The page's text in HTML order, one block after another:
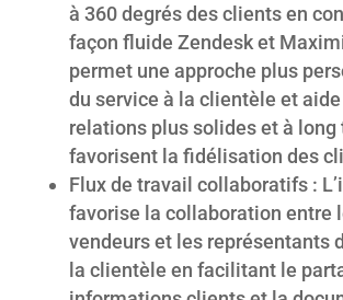
à 360 degrés des clients en
façon fluide Zendesk et
permet une approche plus
du service à la clientèle et
relations plus solides et à long
favorisent la fidélisation des
Flux de travail collaboratifs :
favorise la collaboration entre
vendeurs et les représentants
la clientèle en facilitant le